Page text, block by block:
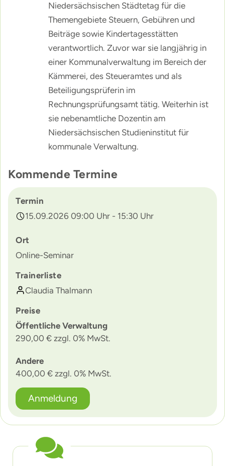
Niedersächsischen Städtetag für die
Themengebiete Steuern, Gebühren und
Beiträge sowie Kindertagesstätten
verantwortlich. Zuvor war sie langjährig in
einer Kommunalverwaltung im Bereich der
Kämmerei, des Steueramtes und als
Beteiligungsprüferin im
Rechnungsprüfungsamt tätig. Weiterhin ist
sie nebenamtliche Dozentin am
Niedersächsischen Studieninstitut für
kommunale Verwaltung.
Kommende Termine
Termin
15.09.2026 09:00 Uhr - 15:30 Uhr
Ort
Online-Seminar
Trainerliste
Claudia Thalmann
Preise
Öffentliche Verwaltung
290,00 € zzgl. 0% MwSt.
Andere
400,00 € zzgl. 0% MwSt.
Anmeldung